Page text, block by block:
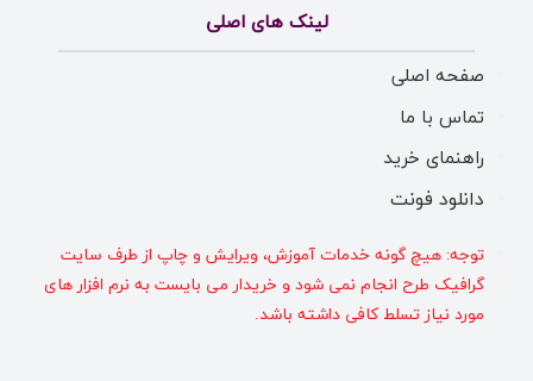
لینک های اصلی
صفحه اصلی
تماس با ما
راهنمای خرید
دانلود فونت
توجه: هیچ گونه خدمات آموزش، ویرایش و چاپ از طرف سایت
گرافیک طرح انجام نمی شود و خریدار می بایست به نرم افزار های
مورد نیاز تسلط کافی داشته باشد.